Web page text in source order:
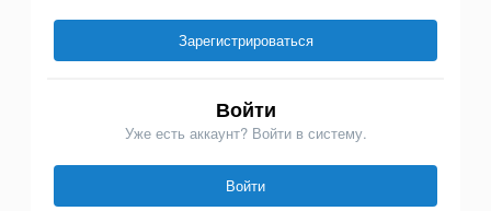
Зарегистрироваться
Войти
Уже есть аккаунт? Войти в систему.
Войти